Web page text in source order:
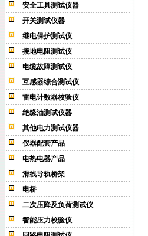
安全工具测试仪器
开关测试仪器
继电保护测试仪
接地电阻测试仪
电缆故障测试仪
互感器综合测试仪
雷电计数器校验仪
绝缘油测试仪器
其他电力测试仪器
仪器配套产品
电热电器产品
滑线导轨桥架
电桥
二次压降及负荷测试仪
智能压力校验仪